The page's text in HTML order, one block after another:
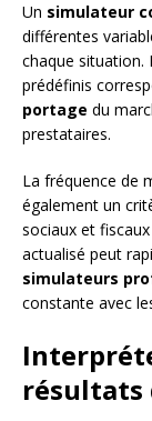
Un simulateur
différentes
chaque situation.
prédéfinis
portage du
prestataires.
La fréquence de
également un
sociaux et
actualisé peut
simulateurs
constante avec
résultats